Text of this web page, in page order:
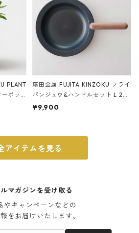
PLANT
ポッ
藤田金属 FUJITA KINZOKU フライ
パンジュウ&ハンドルセット L 24c
m ガス火・IH対応 鉄フライパン
¥9,900
アイテムを見る
マガジンを受け取る
やキャンペーンなどの
をお届けいたします。